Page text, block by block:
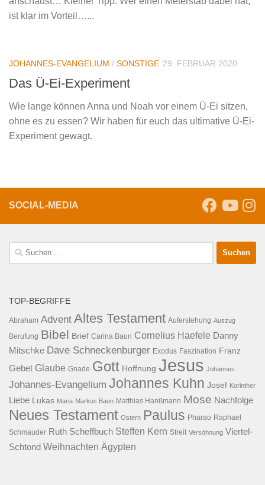
ist klar im Vorteil…...
JOHANNES-EVANGELIUM / SONSTIGE 29. FEBRUAR 2020
Das Ü-Ei-Experiment
Wie lange können Anna und Noah vor einem Ü-Ei sitzen,
ohne es zu essen? Wir haben für euch das ultimative Ü-Ei-
Experiment gewagt.
SOCIAL-MEDIA
Suche
nach:
TOP-BEGRIFFE
Abraham Advent Altes Testament Auferstehung Auszug
Berufung Bibel Brief Carina Baun Cornelius Haefele Danny
Mitschke Dave Schneckenburger Exodus Faszination Franz
Gebet Glaube Gnade Gott Hoffnung Jesus Johannes
Johannes-Evangelium Johannes Kuhn Josef Korinther
Liebe Lukas Maria Markus Baun Matthias Hanßmann Mose Nachfolge
Neues Testament Ostern Paulus Pharao Raphael
Schmauder Ruth Scheffbuch Steffen Kern Streit Versöhnung Viertel-
Schtond Weihnachten Ägypten